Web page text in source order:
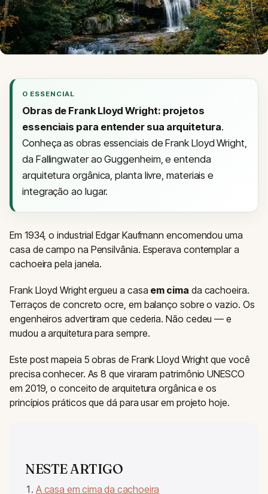
O ESSENCIAL
Obras de Frank Lloyd Wright: projetos
essenciais para entender sua arquitetura.
Conheça as obras essenciais de Frank Lloyd Wright,
da Fallingwater ao Guggenheim, e entenda
arquitetura orgânica, planta livre, materiais e
integração ao lugar.
Em 1934, o industrial Edgar Kaufmann encomendou uma
casa de campo na Pensilvânia. Esperava contemplar a
cachoeira pela janela.
Frank Lloyd Wright ergueu a casa em cima da cachoeira.
Terraços de concreto ocre, em balanço sobre o vazio. Os
engenheiros advertiram que cederia. Não cedeu — e
mudou a arquitetura para sempre.
Este post mapeia 5 obras de Frank Lloyd Wright que você
precisa conhecer. As 8 que viraram patrimônio UNESCO
em 2019, o conceito de arquitetura orgânica e os
princípios práticos que dá para usar em projeto hoje.
NESTE ARTIGO
A casa em cima da cachoeira